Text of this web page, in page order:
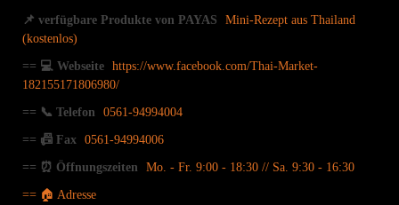
📌 verfügbare Produkte von PAYAS
Mini-Rezept aus Thailand
(kostenlos)
== 💻 Webseite https://www.facebook.com/Thai-Market-
182155171806980/
== 📞 Telefon
0561-94994004
== 📠 Fax
0561-94994006
== ⏰ Öffnungszeiten
Mo. - Fr. 9:00 - 18:30 // Sa. 9:30 - 16:30
== 🏠 Adresse